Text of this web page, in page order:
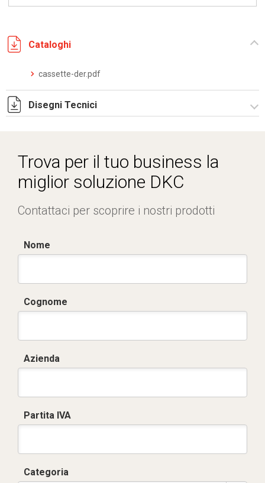
Cataloghi
cassette-der.pdf
Disegni Tecnici
Trova per il tuo business la
miglior soluzione DKC
Contattaci per scoprire i nostri prodotti
Nome
Cognome
Azienda
Partita IVA
Categoria